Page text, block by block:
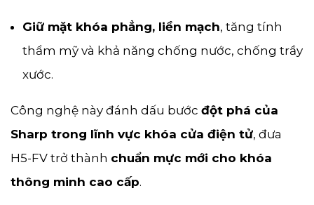
Giữ mặt khóa phẳng, liền mạch, tăng tính
thẩm mỹ và khả năng chống nước, chống trầy
xước.
Công nghệ này đánh dấu bước đột phá của
Sharp trong lĩnh vực khóa cửa điện tử, đưa
H5-FV trở thành chuẩn mực mới cho khóa
thông minh cao cấp.